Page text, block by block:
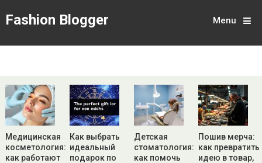
Fashion Blogger Menu
Медицинская
косметология:
как работают
Как выбрать
идеальный
подарок по
Детская
стоматология:
как помочь
Пошив мерча:
как превратить
идею в товар,